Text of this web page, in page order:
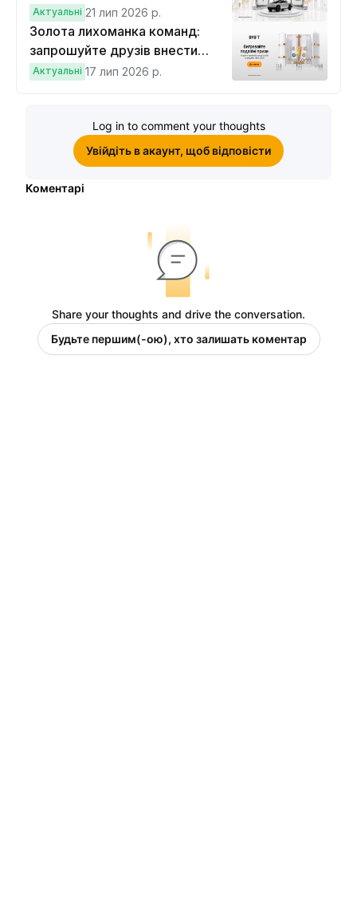
вигравайте Cybertruck
Актуальні 21 лип 2026 р.
Золота лихоманка команд:
запрошуйте друзів внести
депозит на $100 і торгувати на
Актуальні 17 лип 2026 р.
Log in to comment your thoughts
Увійдіть в акаунт, щоб відповісти
Коментарі
Share your thoughts and drive the conversation.
Будьте першим(-ою), хто залишать коментар